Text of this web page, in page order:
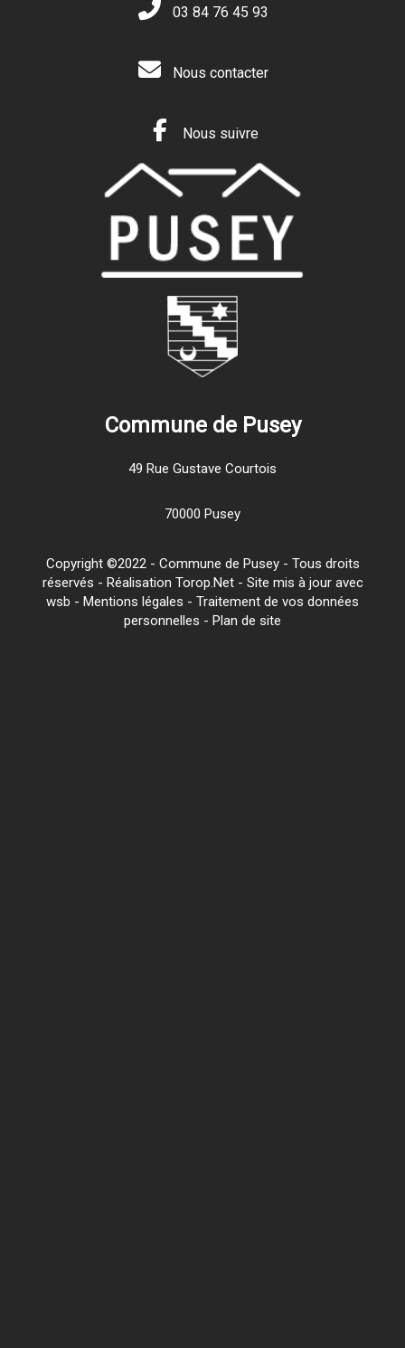
03 84 76 45 93
Nous contacter
Nous suivre
Commune de Pusey
49 Rue Gustave Courtois
70000 Pusey
Copyright ©2022 - Commune de Pusey - Tous droits
réservés - Réalisation Torop.Net - Site mis à jour avec
wsb - Mentions légales - Traitement de vos données
personnelles - Plan de site